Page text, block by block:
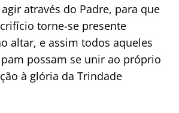
através do Padre, para que
torne-se presente
altar, e assim todos aqueles
possam se unir ao próprio
à glória da Trindade